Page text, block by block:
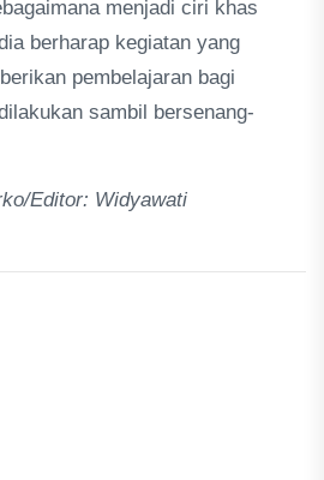
menjadi ciri khas
berharap kegiatan yang
pembelajaran bagi
sambil bersenang-
Editor: Widyawati